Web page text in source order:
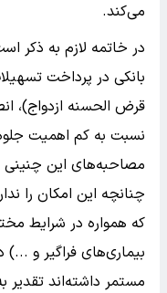
می‌کند.
در خاتمه لازم به ذکر
بانکی در پرداخت
قرض الحسنه ازدواج)،
نسبت به کم اهمیت
مصاحبه‌های این چنینی
چنانچه این امکان را
که همواره در شرایط
بیماری‌های فراگیر و
مستمر داشته‌اند تقدیر